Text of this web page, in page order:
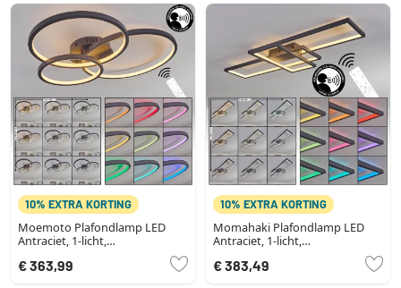
10% EXTRA KORTING
Moemoto Plafondlamp LED
Antraciet, 1-licht,
€ 363,99
10% EXTRA KORTING
Momahaki Plafondlamp LED
Antraciet, 1-licht,
€ 383,49